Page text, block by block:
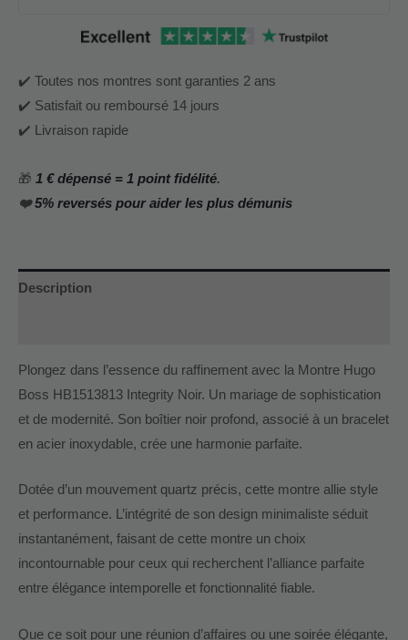
✔️ Toutes nos montres sont garanties 2 ans
✔️ Satisfait ou remboursé 14 jours
✔️ Livraison rapide
🎁 1 € dépensé = 1 point fidélité.
❤️5% reversés pour aider les plus démunis
Description
Plongez dans l’essence du raffinement avec la Montre Hugo
Boss HB1513813 Integrity Noir. Un mariage de sophistication
et de modernité. Son boîtier noir profond, associé à un bracelet
en acier inoxydable, crée une harmonie parfaite.
Dotée d’un mouvement quartz précis, cette montre allie style
et performance. L’intégrité de son design minimaliste séduit
instantanément, faisant de cette montre un choix
incontournable pour ceux qui recherchent l’alliance parfaite
entre élégance intemporelle et fonctionnalité fiable.
Que ce soit pour une réunion d’affaires ou une soirée élégante,